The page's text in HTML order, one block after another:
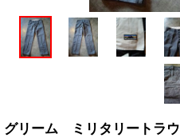
グリーム ミリタリートラ